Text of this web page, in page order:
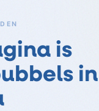
is
in